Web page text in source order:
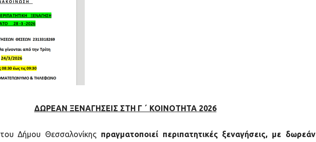
ΔΩΡΕΑΝ ΞΕΝΑΓΗΣΕΙΣ ΣΤΗ Γ ΄ ΚΟΙΝΟΤΗΤΑ 2026
του Δήμου Θεσσαλονίκης πραγματοποιεί περιπατητικές ξεναγήσεις, με δωρεάν